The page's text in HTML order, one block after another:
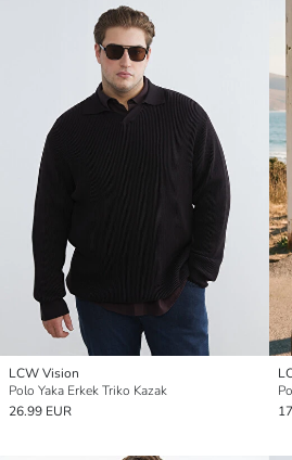
LCW Vision
Polo Yaka Erkek Triko Kazak
26.99 EUR